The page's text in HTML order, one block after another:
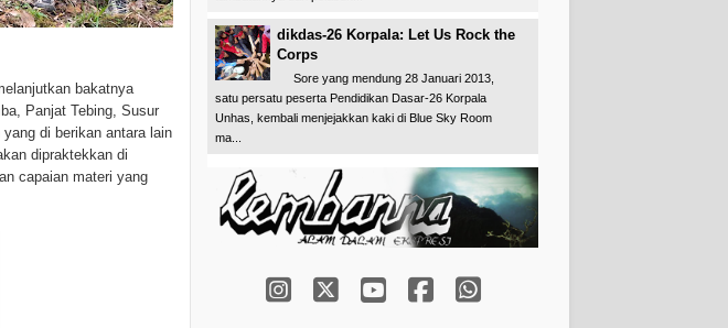
bakatnya
Panjat Tebing, Susur
di berikan antara lain
dipraktekkan di
capaian materi yang
dikdas-26 Korpala: Let Us Rock the
Corps
Sore yang mendung 28 Januari 2013,
satu persatu peserta Pendidikan Dasar-26 Korpala
Unhas, kembali menjejakkan kaki di Blue Sky Room
ma...